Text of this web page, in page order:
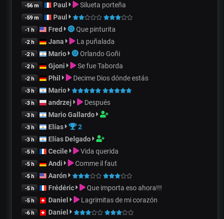
-56 m Paul Silueta porteña
-59 m Paul
-1 h Fred Que pinturita
-2 h Jana La puñalada
-2 h Mario Orlando Goñi
-2 h Gjoni Se fue Taborda
-2 h Phil Decime Dios dónde estás
-3 h Mario
-3 h andrzej Después
-3 h Mario Gallardo
-3 h Elías 2
-3 h Elías Delgado
-5 h Cecile Vida querida
-5 h Andi Comme il faut
-5 h Aarón
-5 h Frédéric Que importa eso ahora!!!
-5 h Daniel Lagrimitas de mi corazón
-6 h Daniel